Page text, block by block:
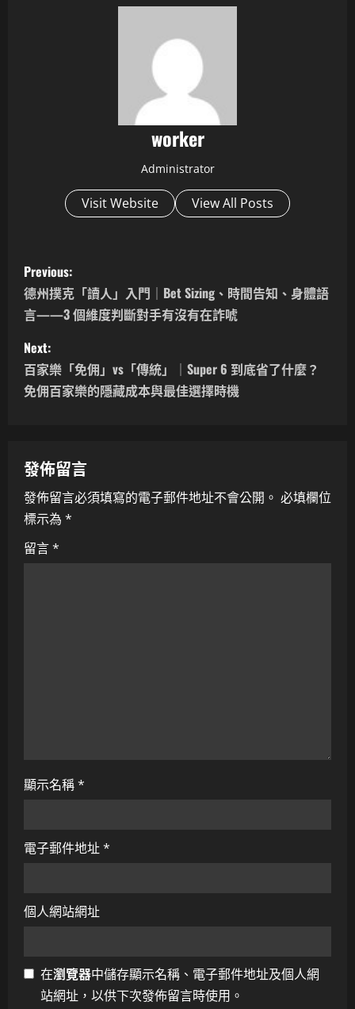
worker
Administrator
Visit Website View All Posts
P
o
s
t
n
v
i
g
a
Previous:
德州撲克「讀人」入門｜Bet Sizing、時間告知、身體語
言——3 個維度判斷對手有沒有在詐唬
Next:
百家樂「免佣」vs「傳統」｜Super 6 到底省了什麼？
免佣百家樂的隱藏成本與最佳選擇時機
發佈留言
發佈留言必須填寫的電子郵件地址不會公開。 必填欄位
標示為 *
留言*
顯示名稱*
電子郵件地址*
個人網站網址
在瀏覽器中儲存顯示名稱、電子郵件地址及個人網
站網址，以供下次發佈留言時使用。